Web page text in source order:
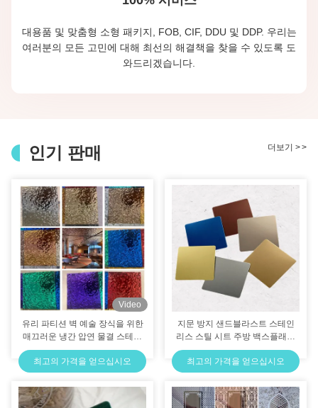
대용품 및 맞춤형 소형 패키지, FOB, CIF, DDU 및 DDP. 우리는
여러분의 모든 고민에 대해 최선의 해결책을 찾을 수 있도록 도
와드리겠습니다.
인기 판매 더보기 >>
Video
유리 파티션 벽 예술 장식을 위한
매끄러운 냉간 압연 물결 스테인
리스 강판
최고의 가격을 얻으십시오
지문 방지 샌드블라스트 스테인
리스 스틸 시트 주방 백스플래시
용 녹 방지
최고의 가격을 얻으십시오